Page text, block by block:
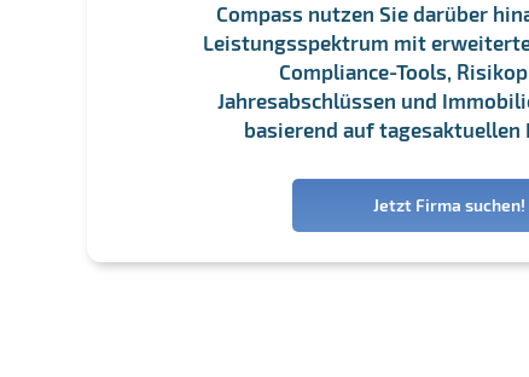
Compass nutzen Sie darüber
Leistungsspektrum mit
Compliance-Tools,
Jahresabschlüssen und
basierend auf tagesaktuellen
Jetzt Firma suchen!